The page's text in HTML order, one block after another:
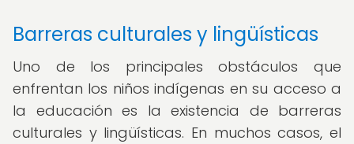
Barreras culturales y lingüísticas
Uno de los principales obstáculos que
enfrentan los niños indígenas en su acceso a
la educación es la existencia de barreras
culturales y lingüísticas. En muchos casos, el